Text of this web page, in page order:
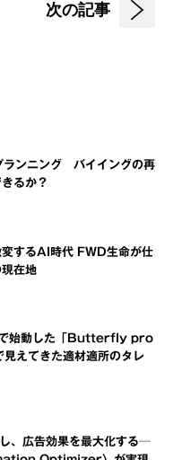
次の記事
ランニング バイイングの再
るか？
するAI時代 FWD生命が仕
在地
で始動した「Butterfly pro
えてきた適材適所のタレ
、広告効果を最大化する─